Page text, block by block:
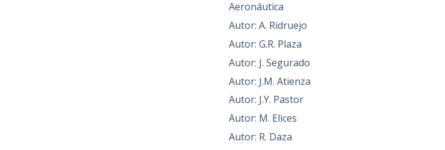
Aeronáutica
Autor: A. Ridruejo
Autor: G.R. Plaza
Autor: J. Segurado
Autor: J.M. Atienza
Autor: J.Y. Pastor
Autor: M. Elices
Autor: R. Daza